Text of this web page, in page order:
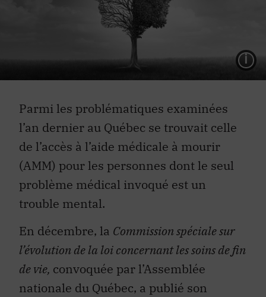
Parmi les problématiques examinées
l’an dernier au Québec se trouvait celle
de l’accès à l’aide médicale à mourir
(AMM) pour les personnes dont le seul
problème médical invoqué est un
trouble mental.
En décembre, la Commission spéciale sur
l’évolution de la loi concernant les soins de fin
de vie, convoquée par l’Assemblée
nationale du Québec, a publié son